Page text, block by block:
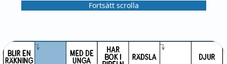
Fortsätt scrolla